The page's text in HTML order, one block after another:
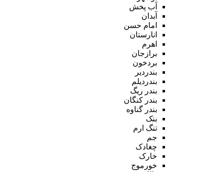
آب پخش
آبدان
امام حسن
انارستان
اهرم
برازجان
بردخون
بندردیر
بندردیلم
بندر ریگ
بندر کنگان
بندر گناوه
بنک
تنگ ارم
جم
چغادک
خارک
خورموج